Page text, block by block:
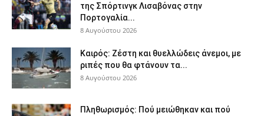
της Σπόρτινγκ Λισαβόνας στην
Πορτογαλία...
8 Αυγούστου 2026
Καιρός: Ζέστη και θυελλώδεις άνεμοι, με
ριπές που θα φτάνουν τα...
8 Αυγούστου 2026
Πληθωρισμός: Πού μειώθηκαν και πού